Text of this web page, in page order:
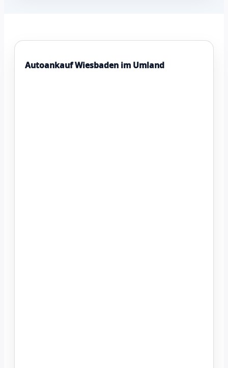
Autoankauf Wiesbaden im Umland